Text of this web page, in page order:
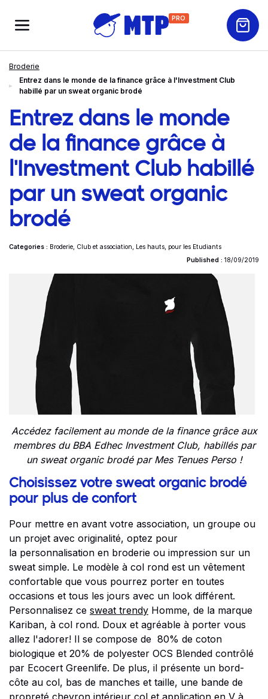
PRO
Broderie
Entrez dans le monde de la finance grâce à l'Investment Club
habillé par un sweat organic brodé
Entrez dans le monde
de la finance grâce à
l'Investment Club habillé
par un sweat organic
brodé
Categories : Broderie Club et association Les hauts pour les Etudiants
Published : 18/09/2019
Accédez facilement au monde de la finance grâce aux
membres du BBA Edhec Investment Club, habillés par
un sweat organic brodé par Mes Tenues Perso !
Choisissez votre sweat organic brodé
pour plus de confort
Pour mettre en avant votre association, un groupe ou
un projet avec originalité, optez pour
la personnalisation en broderie ou impression sur un
sweat simple. Le modèle à col rond est un vêtement
confortable que vous pourrez porter en toutes
occasions et tous les jours avec un look différent.
Personnalisez ce sweat trendy Homme, de la marque
Kariban, à col rond. Doux et agréable à porter vous
allez l'adorer! Il se compose de 80% de coton
biologique et 20% de polyester OCS Blended contrôlé
par Ecocert Greenlife. De plus, il présente un bord-
côte au col, bas de manches et taille, une bande de